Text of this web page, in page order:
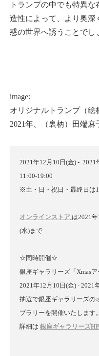
トランプの中でも特異
造性によって、より奥深
惑の世界へ誘うことでし
image:
オリジナルトランプ（絵
2021年、（裏柄）田端麻
2021年12月10日(金) - 2021
11:00-19:00
※土・日・祝日・最終日は
オンラインストア は2021
(水)まで
☆同時開催☆
銀座ギャラリーズ「Xmasア
2021年12月10日(金) - 2021
抽選で銀座ギャラリーズの
プラリーを開催いたします。
詳細は 銀座ギャラリーズHP